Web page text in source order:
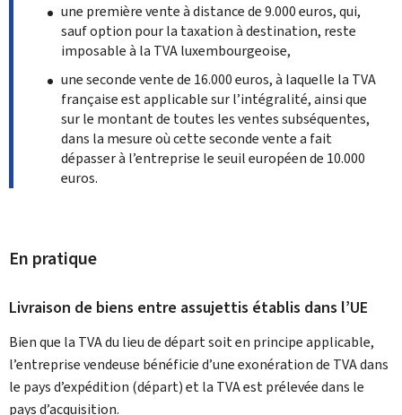
une première vente à distance de 9.000 euros, qui,
sauf option pour la taxation à destination, reste
imposable à la TVA luxembourgeoise,
une seconde vente de 16.000 euros, à laquelle la TVA
française est applicable sur l’intégralité, ainsi que
sur le montant de toutes les ventes subséquentes,
dans la mesure où cette seconde vente a fait
dépasser à l’entreprise le seuil européen de 10.000
euros.
En pratique
Livraison de biens entre assujettis établis dans l’UE
Bien que la TVA du lieu de départ soit en principe applicable,
l’entreprise vendeuse bénéficie d’une exonération de TVA dans
le pays d’expédition (départ) et la TVA est prélevée dans le
pays d’acquisition.